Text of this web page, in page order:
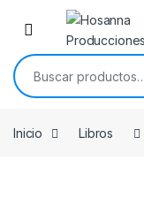
Skip to navigation
Skip to content
Buscar por:
Inicio Libros